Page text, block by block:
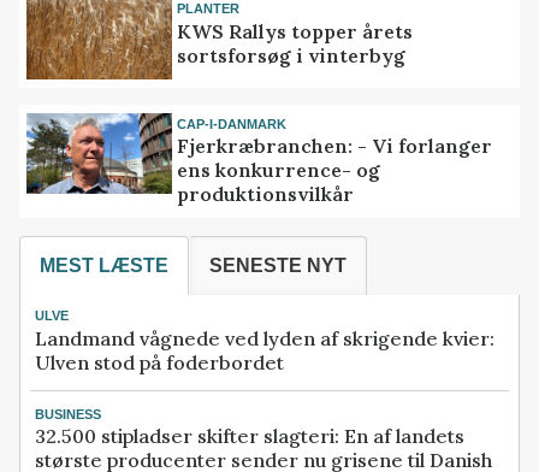
PLANTER
KWS Rallys topper årets
sortsforsøg i vinterbyg
CAP-I-DANMARK
Fjerkræbranchen: - Vi forlanger
ens konkurrence- og
produktionsvilkår
MEST LÆSTE SENESTE NYT
ULVE
Landmand vågnede ved lyden af skrigende kvier:
Ulven stod på foderbordet
BUSINESS
32.500 stipladser skifter slagteri: En af landets
største producenter sender nu grisene til Danish